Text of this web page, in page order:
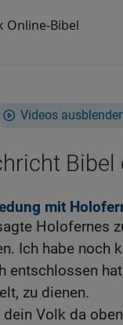
Online-Bibel
Videos
Bibel
mit
Holofernes
Ich habe noch
entschlossen
zu dienen.
Volk da